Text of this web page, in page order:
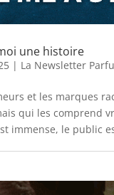
une histoire
| La Newsletter
et les marques
qui les comprend
immense, le public